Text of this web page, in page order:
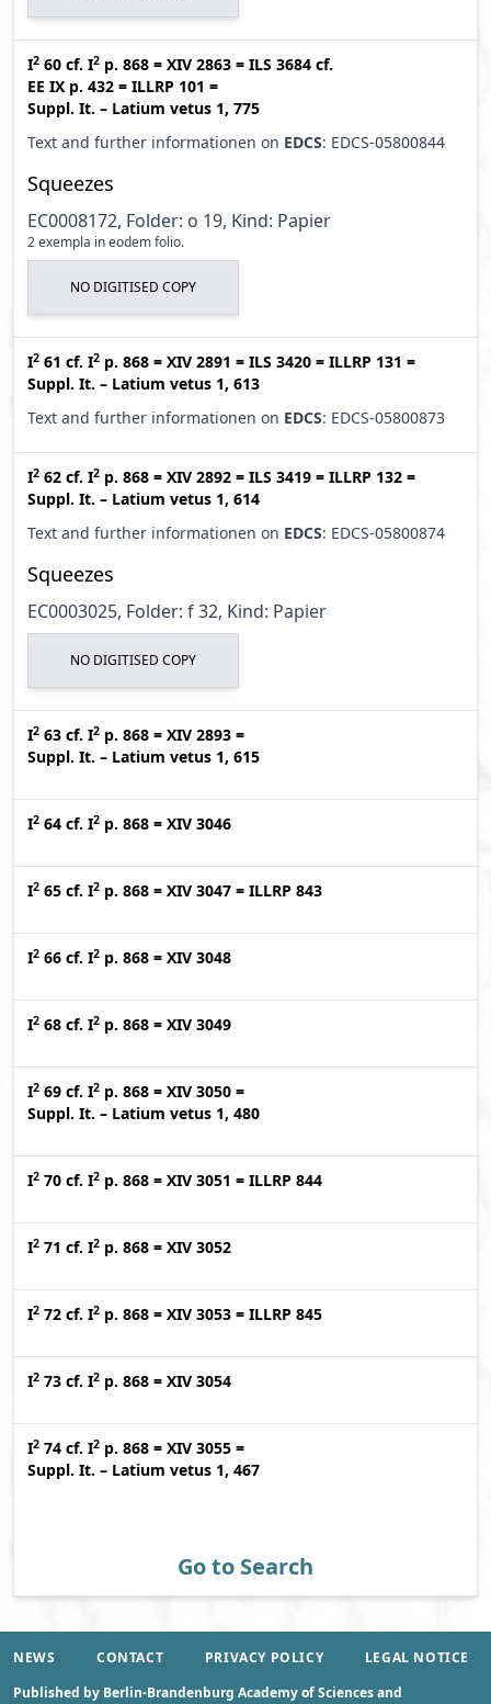
I2 60 cf. I2 p. 868 = XIV 2863 = ILS 3684 cf.
EE IX p. 432 = ILLRP 101 =
Suppl. It. – Latium vetus 1, 775
Text and further informationen on EDCS: EDCS-05800844
Squeezes
EC0008172, Folder: o 19, Kind: Papier
2 exempla in eodem folio.
NO DIGITISED COPY
I2 61 cf. I2 p. 868 = XIV 2891 = ILS 3420 = ILLRP 131 =
Suppl. It. – Latium vetus 1, 613
Text and further informationen on EDCS: EDCS-05800873
I2 62 cf. I2 p. 868 = XIV 2892 = ILS 3419 = ILLRP 132 =
Suppl. It. – Latium vetus 1, 614
Text and further informationen on EDCS: EDCS-05800874
Squeezes
EC0003025, Folder: f 32, Kind: Papier
NO DIGITISED COPY
I2 63 cf. I2 p. 868 = XIV 2893 =
Suppl. It. – Latium vetus 1, 615
I2 64 cf. I2 p. 868 = XIV 3046
I2 65 cf. I2 p. 868 = XIV 3047 = ILLRP 843
I2 66 cf. I2 p. 868 = XIV 3048
I2 68 cf. I2 p. 868 = XIV 3049
I2 69 cf. I2 p. 868 = XIV 3050 =
Suppl. It. – Latium vetus 1, 480
I2 70 cf. I2 p. 868 = XIV 3051 = ILLRP 844
I2 71 cf. I2 p. 868 = XIV 3052
I2 72 cf. I2 p. 868 = XIV 3053 = ILLRP 845
I2 73 cf. I2 p. 868 = XIV 3054
I2 74 cf. I2 p. 868 = XIV 3055 =
Suppl. It. – Latium vetus 1, 467
Go to Search
NEWS CONTACT PRIVACY POLICY
LEGAL NOTICE
Published by Berlin-Brandenburg Academy of Sciences and